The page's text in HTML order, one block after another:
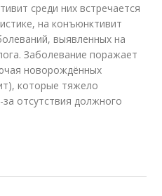
среди них встречается
на конъюнктивит
выявленных на
Заболевание поражает
новорождённых
которые тяжело
отсутствия должного